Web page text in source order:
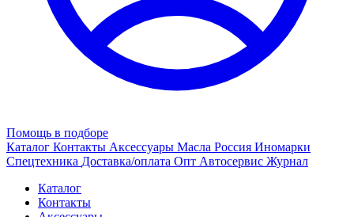
Помощь в подборе
Каталог Контакты Аксессуары Масла Россия Иномарки
Спецтехника Доставка/оплата Опт Автосервис Журнал
Каталог
Контакты